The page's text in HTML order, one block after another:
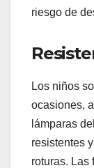
riesgo de
Los niños
ocasiones,
lámparas
resistentes
roturas. Las